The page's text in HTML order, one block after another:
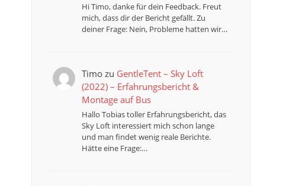
Hi Timo, danke für dein Feedback. Freut
mich, dass dir der Bericht gefällt. Zu
deiner Frage: Nein, Probleme hatten wir…
Timozu GentleTent – Sky Loft
(2022) – Erfahrungsbericht &
Montage auf Bus
Hallo Tobias toller Erfahrungsbericht, das
Sky Loft interessiert mich schon lange
und man findet wenig reale Berichte.
Hätte eine Frage:…